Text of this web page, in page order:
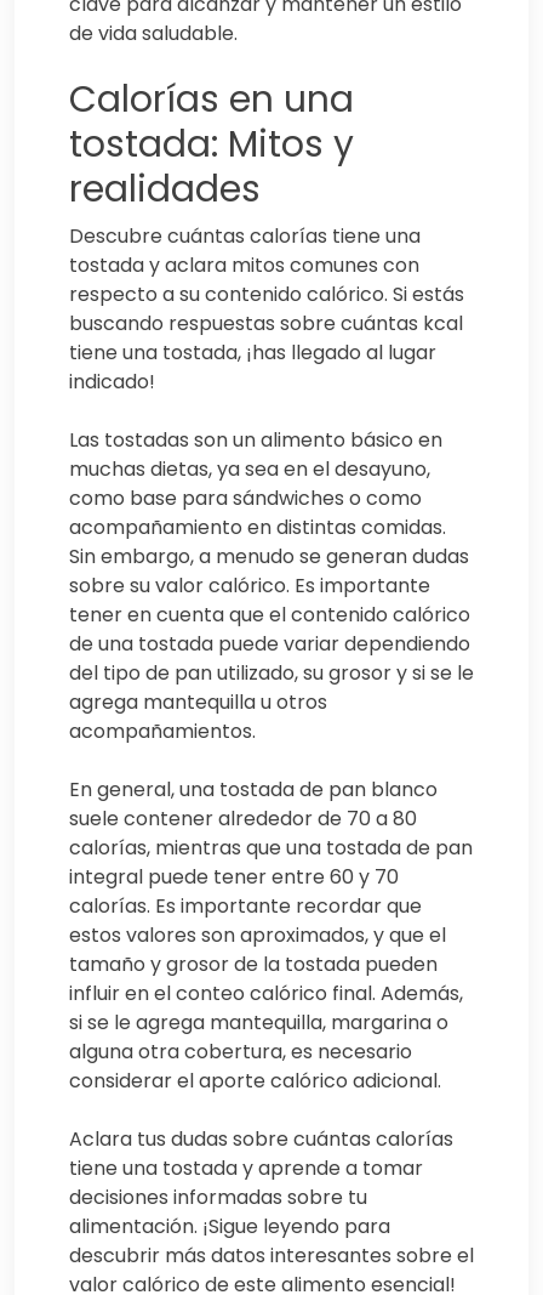
de vida saludable.
Calorías en una
tostada: Mitos y
realidades
Descubre cuántas calorías tiene una
tostada y aclara mitos comunes con
respecto a su contenido calórico. Si estás
buscando respuestas sobre cuántas kcal
tiene una tostada, ¡has llegado al lugar
indicado!
Las tostadas son un alimento básico en
muchas dietas, ya sea en el desayuno,
como base para sándwiches o como
acompañamiento en distintas comidas.
Sin embargo, a menudo se generan dudas
sobre su valor calórico. Es importante
tener en cuenta que el contenido calórico
de una tostada puede variar dependiendo
del tipo de pan utilizado, su grosor y si se le
agrega mantequilla u otros
acompañamientos.
En general, una tostada de pan blanco
suele contener alrededor de 70 a 80
calorías, mientras que una tostada de pan
integral puede tener entre 60 y 70
calorías. Es importante recordar que
estos valores son aproximados, y que el
tamaño y grosor de la tostada pueden
influir en el conteo calórico final. Además,
si se le agrega mantequilla, margarina o
alguna otra cobertura, es necesario
considerar el aporte calórico adicional.
Aclara tus dudas sobre cuántas calorías
tiene una tostada y aprende a tomar
decisiones informadas sobre tu
alimentación. ¡Sigue leyendo para
descubrir más datos interesantes sobre el
valor calórico de este alimento esencial!